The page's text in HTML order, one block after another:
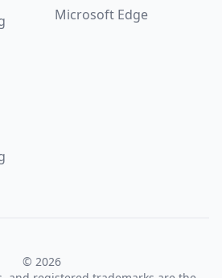
Microsoft Edge
© 2026